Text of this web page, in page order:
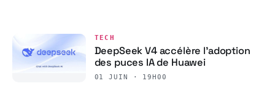
TECH
DeepSeek V4 accélère l’adoption
des puces IA de Huawei
01 JUIN · 19H00